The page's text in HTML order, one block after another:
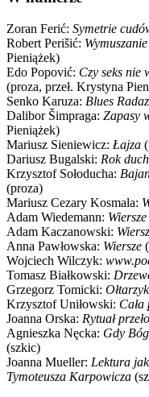
Zoran Ferić: Symetrie
Robert Perišić:
Pieniążek)
Edo Popović: Czy seks nie
(proza, przeł. Krystyna
Senko Karuza: Blues
Dalibor Šimpraga: Zapasy
Pieniążek)
Mariusz Sieniewicz: Łajza
Dariusz Bugalski: Rok
Krzysztof Sołoducha:
(proza)
Mariusz Cezary Kosmala:
Adam Wiedemann: Wiersze
Adam Kaczanowski:
Anna Pawłowska: Wiersze
Wojciech Wilczyk:
Tomasz Białkowski:
Grzegorz Tomicki: Ołtarzyk
Krzysztof Uniłowski:
Joanna Orska: Rytuał
Agnieszka Nęcka: Gdy
(szkic)
Joanna Mueller: Lektura
Tymoteusza Karpowicza